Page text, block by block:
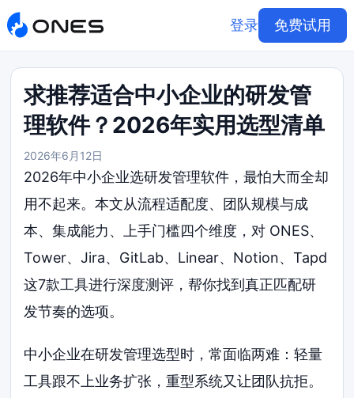
登录 免费试用
求推荐适合中小企业的研发管
理软件？2026年实用选型清单
2026年6月12日
2026年中小企业选研发管理软件，最怕大而全却
用不起来。本文从流程适配度、团队规模与成
本、集成能力、上手门槛四个维度，对 ONES、
Tower、Jira、GitLab、Linear、Notion、Tapd
这7款工具进行深度测评，帮你找到真正匹配研
发节奏的选项。
中小企业在研发管理选型时，常面临两难：轻量
工具跟不上业务扩张，重型系统又让团队抗拒。